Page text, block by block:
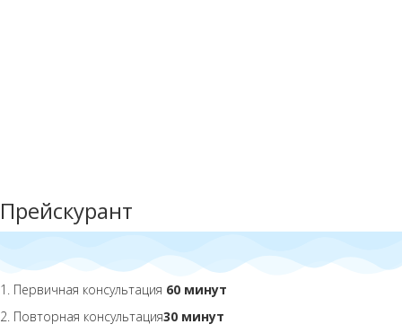
Прейскурант
1. Первичная консультация 60 минут
2. Повторная консультация30 минут